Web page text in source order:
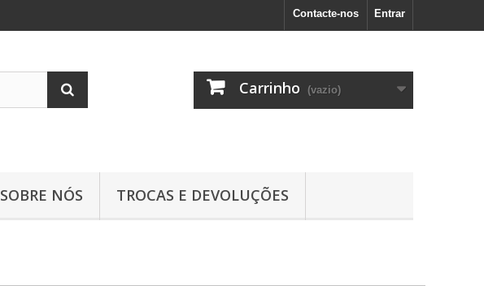
Entrar
Contacte-nos
Carrinho (vazio)
SOBRE NÓS TROCAS E DEVOLUÇÕES